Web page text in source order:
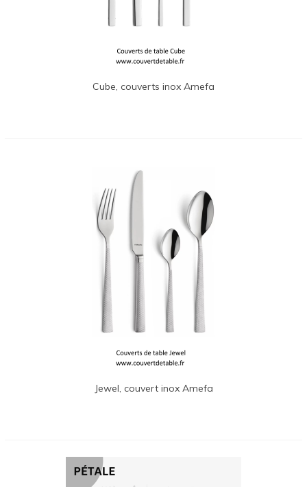
Cube, couverts inox Amefa
Jewel, couvert inox Amefa